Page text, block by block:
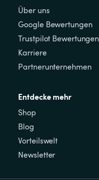
Über uns
Google Bewertungen
Trustpilot Bewertungen
Karriere
Partnerunternehmen
Entdecke mehr
Shop
Blog
Vorteilswelt
Newsletter